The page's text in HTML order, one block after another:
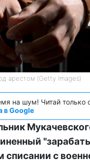
арестом (Getty Images)
на шум! Читай только
в Google
списании с